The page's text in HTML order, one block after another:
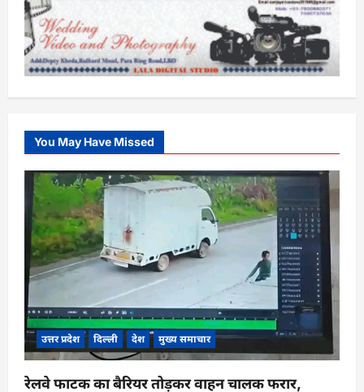
You May Have Missed
उत्तर प्रदेश दिल्ली देश मुख्य समाचार
रेलवे फाटक का बैरियर तोड़कर वाहन चालक फरार,